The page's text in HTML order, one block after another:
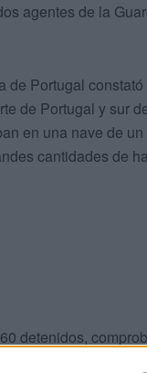
agentes de la
de Portugal
de Portugal y sur
en una nave de
cantidades de
detenidos,
el norte del